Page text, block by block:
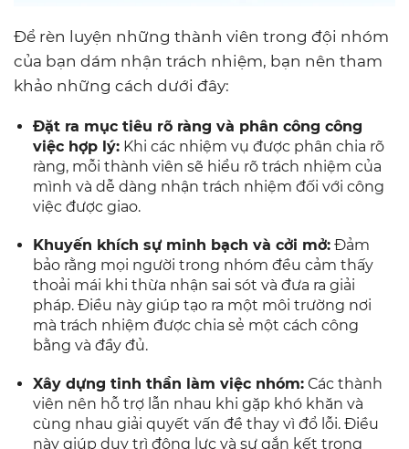
Để rèn luyện những thành viên trong đội nhóm
của bạn dám nhận trách nhiệm, bạn nên tham
khảo những cách dưới đây:
Đặt ra mục tiêu rõ ràng và phân công công
việc hợp lý: Khi các nhiệm vụ được phân chia rõ
ràng, mỗi thành viên sẽ hiểu rõ trách nhiệm của
mình và dễ dàng nhận trách nhiệm đối với công
việc được giao.
Khuyến khích sự minh bạch và cởi mở: Đảm
bảo rằng mọi người trong nhóm đều cảm thấy
thoải mái khi thừa nhận sai sót và đưa ra giải
pháp. Điều này giúp tạo ra một môi trường nơi
mà trách nhiệm được chia sẻ một cách công
bằng và đầy đủ.
Xây dựng tinh thần làm việc nhóm: Các thành
viên nên hỗ trợ lẫn nhau khi gặp khó khăn và
cùng nhau giải quyết vấn đề thay vì đổ lỗi. Điều
này giúp duy trì động lực và sự gắn kết trong